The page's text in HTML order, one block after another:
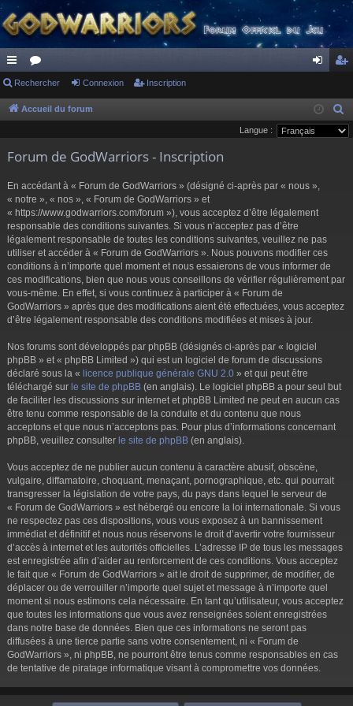
ac
co
ci
or
u
s
ne cri
pti
Rechercher Connexion Inscription
Accueil du forum
e
Langue :
Forum de GodWarriors - Inscription
En accédant à « Forum de GodWarriors » (désigné ci-après par « nous »,
« notre », « nos », « Forum de GodWarriors » et
« https://www.godwarriors.com/forum »), vous acceptez d’être légalement
responsable des conditions suivantes. Si vous n’acceptez pas d’être
légalement responsable de toutes les conditions suivantes, veuillez ne pas
utiliser et accéder à « Forum de GodWarriors ». Nous pouvons modifier ces
conditions à n’importe quel moment et nous essaierons de vous informer de
ces modifications, bien que nous vous conseillons de vérifier régulièrement par
vous-même. En effet, si vous continuez à participer à « Forum de
GodWarriors » après que des modifications aient été effectuées, vous acceptez
d’être légalement responsable des conditions modifiées et mises à jour.
Nos forums sont développés par phpBB (désignés ci-après par « logiciel
phpBB » et « phpBB Limited ») qui est un logiciel de forum de discussions
déclaré sous la « licence publique générale GNU 2.0 » et qui peut être
téléchargé sur le site de phpBB (en anglais). Le logiciel phpBB a pour seul but
de faciliter les discussions sur internet et phpBB Limited ne peut en aucun cas
être tenu comme responsable de la conduite et du contenu que nous
acceptons et que nous n’acceptons pas. Pour plus d’informations concernant
phpBB, veuillez consulter le site de phpBB (en anglais).
Vous acceptez de ne publier aucun contenu à caractère abusif, obscène,
vulgaire, diffamatoire, choquant, menaçant, pornographique, etc. qui pourrait
transgresser la législation de votre pays, du pays dans lequel le serveur de
« Forum de GodWarriors » est hébergé ou encore la loi internationale. Si vous
ne respectez pas ces dispositions, vous vous exposez à un bannissement
immédiat et définitif et nous nous réservons le droit d’avertir votre fournisseur
d’accès à internet et les autorités officielles. L’adresse IP de tous les messages
est enregistrée afin d’aider au renforcement de ces conditions. Vous acceptez
le fait que « Forum de GodWarriors » ait le droit de supprimer, de modifier, de
déplacer ou de verrouiller n’importe quel sujet et message à n’importe quel
moment si nous estimons cela nécessaire. En tant qu’utilisateur, vous acceptez
que toutes les informations que vous avez renseignées soient enregistrées
dans notre base de données. Bien que ces informations ne seront pas
diffusées à une tierce partie sans votre consentement, ni « Forum de
GodWarriors », ni phpBB, ne pourront être tenus comme responsables en cas
de tentative de piratage informatique visant à compromettre vos données.